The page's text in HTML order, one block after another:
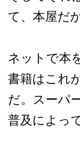
て、本屋だ
ネットで本
書籍はこれ
だ。スーパ
普及によっ